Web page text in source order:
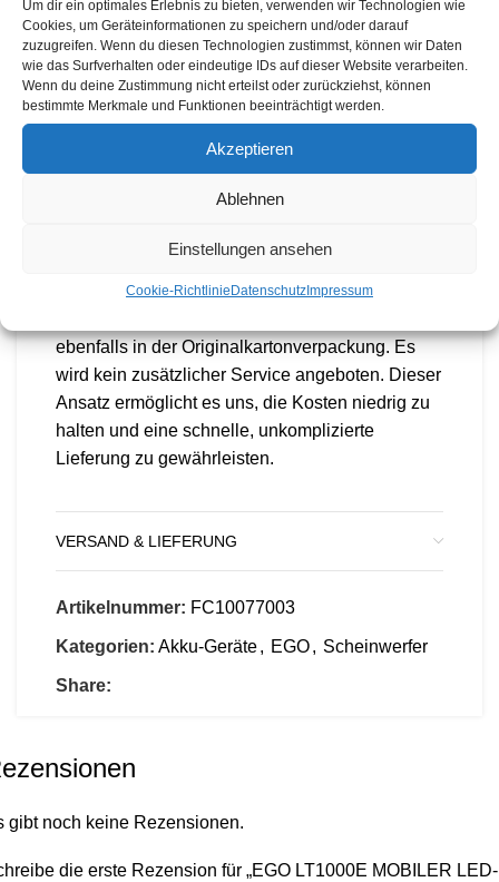
Um dir ein optimales Erlebnis zu bieten, verwenden wir Technologien wie
Cookies, um Geräteinformationen zu speichern und/oder darauf
zuzugreifen. Wenn du diesen Technologien zustimmst, können wir Daten
wie das Surfverhalten oder eindeutige IDs auf dieser Website verarbeiten.
Wenn du deine Zustimmung nicht erteilst oder zurückziehst, können
bestimmte Merkmale und Funktionen beeinträchtigt werden.
Akzeptieren
Ablehnen
Einstellungen ansehen
Cookie-Richtlinie Datenschutz Impressum
Neben seiner starken Leuchtkraft verfügt der
LT1000E über einen USB-A-Anschluss, der es
ermöglicht, externe Geräte wie Mobiltelefone
aufzuladen, was die Einsatzmöglichkeiten
erweitert. Der Scheinwerfer wird von einem
leistungsstarken EGO 56V-ARC-Lithium™-Akku
Es ist wichtig zu beachten, dass alle unsere
Geräte als reine Kartonware versendet werden.
ebenfalls in der Originalkartonverpackung. Es
wird kein zusätzlicher Service angeboten. Dieser
Ansatz ermöglicht es uns, die Kosten niedrig zu
halten und eine schnelle, unkomplizierte
Lieferung zu gewährleisten.
VERSAND & LIEFERUNG
Artikelnummer: FC10077003
Kategorien: Akku-Geräte, EGO, Scheinwerfer
Share:
gibt noch keine Rezensionen.
die erste Rezension für „EGO LT1000E MOBILER LED-